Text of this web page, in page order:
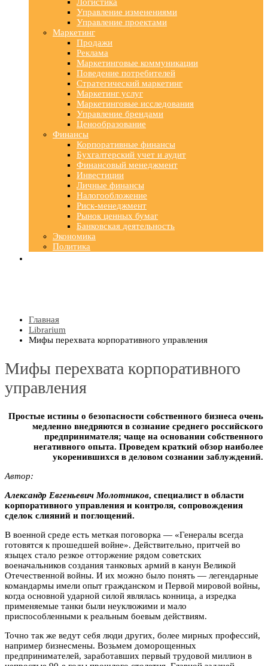
Управление изменениями
Управление проектами
Маркетинг
Продажи
Реклама
Маркетинговые коммуникации
Поведение потребителей
Стратегический маркетинг
Маркетинг услуг
Маркетинговые исследования
Управление брендами
Ценообразование
Финансы
Корпоративные финансы
Бухгалтерский учет и аудит
Финансовый менеджмент
Инвестиции
Личные финансы
Налогообложение
Риск-менеджмент
Рынок ценных бумаг
Банковская деятельность
Экономика
Политика
Главная
Librarium
Мифы перехвата корпоративного управления
Мифы перехвата корпоративного
управления
Простые истины о безопасности собственного бизнеса очень
медленно внедряются в сознание среднего российского
предпринимателя; чаще на основании собственного
негативного опыта. Проведем краткий обзор наиболее
укоренившихся в деловом сознании заблуждений.
Автор:
Александр Евгеньевич Moлoтникoв, специалист в области
корпоративного управления и контроля, сопровождения
сделок слияний и поглощений.
В военной среде есть меткая поговорка — «Генералы всегда
готовятся к прошедшей войне». Действительно, притчей во
языцех стало резкое отторжение рядом советских
военачальников создания танковых армий в канун Великой
Отечественной войны. И их можно было понять — легендарные
командармы имели опыт гражданском и Первой мировой войны,
когда основной ударной силой являлась конница, а изредка
применяемые танки были неуклюжими и мало
приспособленными к реальным боевым действиям.
Точно так же ведут себя люди других, более мирных профессий,
например бизнесмены. Возьмем доморощенных
предпринимателей, заработавших первый трудовой миллион в